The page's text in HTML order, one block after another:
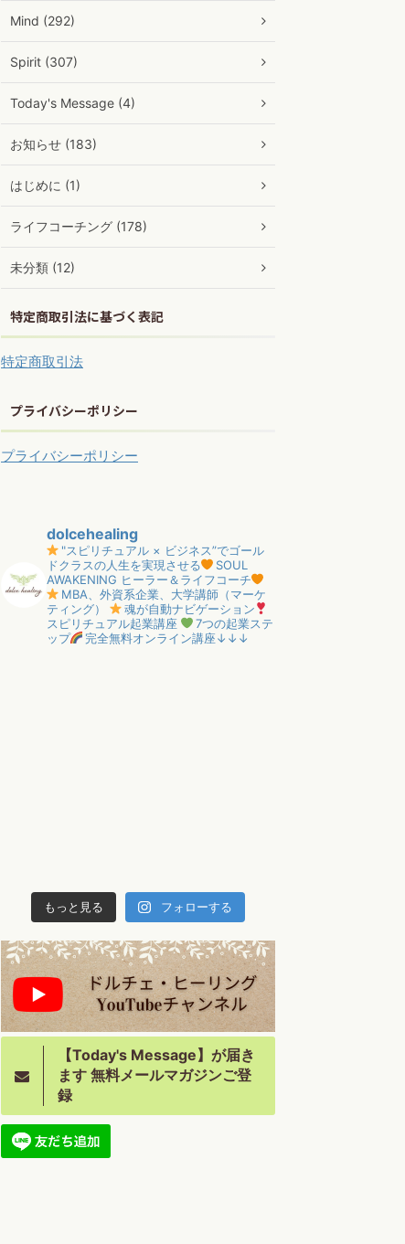
Mind (292)
Spirit (307)
Today's Message (4)
お知らせ (183)
はじめに (1)
ライフコーチング (178)
未分類 (12)
特定商取引法に基づく表記
特定商取引法
プライバシーポリシー
プライバシーポリシー
dolcehealing
"スピリチュアル × ビジネス”でゴール
ドクラスの人生を実現させる
SOUL
AWAKENING ヒーラー＆ライフコーチ
MBA、外資系企業、大学講師（マーケ
ティング）
魂が自動ナビゲーション
スピリチュアル起業講座
7つの起業ステ
ップ
完全無料オンライン講座↓↓↓
もっと見る フォローする
【Today's Message】が届き
ます 無料メールマガジンご登
録